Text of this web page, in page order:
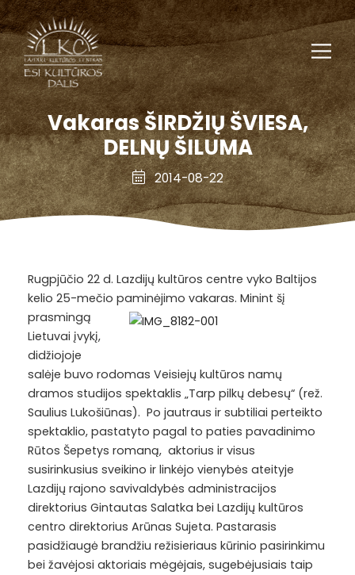
Vakaras ŠIRDŽIŲ ŠVIESA,
DELNŲ ŠILUMA
2014-08-22
Rugpjūčio 22 d. Lazdijų kultūros centre vyko Baltijos
kelio 25-mečio paminėjimo vakaras. Minint šį
prasmingą
Lietuvai įvykį,
didžiojoje
salėje buvo rodomas Veisiejų kultūros namų
dramos studijos spektaklis „Tarp pilkų debesų“ (rež.
Saulius Lukošiūnas). Po jautraus ir subtiliai perteikto
spektaklio, pastatyto pagal to paties pavadinimo
Rūtos Šepetys romaną, aktorius ir visus
susirinkusius sveikino ir linkėjo vienybės ateityje
Lazdijų rajono savivaldybės administracijos
direktorius Gintautas Salatka bei Lazdijų kultūros
centro direktorius Arūnas Sujeta. Pastarasis
pasidžiaugė brandžiu režisieriaus kūrinio pasirinkimu
bei žavėjosi aktoriais mėgėjais, sugebėjusiais taip